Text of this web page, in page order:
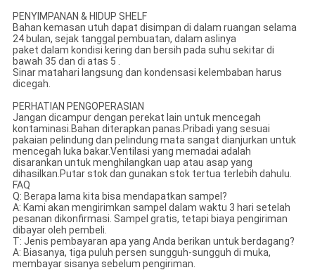
PENYIMPANAN & HIDUP SHELF
Bahan kemasan utuh dapat disimpan di dalam ruangan selama
24 bulan, sejak tanggal pembuatan, dalam aslinya
paket dalam kondisi kering dan bersih pada suhu sekitar di
bawah 35 dan di atas 5 .
Sinar matahari langsung dan kondensasi kelembaban harus
dicegah.
PERHATIAN PENGOPERASIAN
Jangan dicampur dengan perekat lain untuk mencegah
kontaminasi.Bahan diterapkan panas.Pribadi yang sesuai
pakaian pelindung dan pelindung mata sangat dianjurkan untuk
mencegah luka bakar.Ventilasi yang memadai adalah
disarankan untuk menghilangkan uap atau asap yang
dihasilkan.Putar stok dan gunakan stok tertua terlebih dahulu.
FAQ
Q: Berapa lama kita bisa mendapatkan sampel?
A: Kami akan mengirimkan sampel dalam waktu 3 hari setelah
pesanan dikonfirmasi. Sampel gratis, tetapi biaya pengiriman
dibayar oleh pembeli.
T: Jenis pembayaran apa yang Anda berikan untuk berdagang?
A: Biasanya, tiga puluh persen sungguh-sungguh di muka,
membayar sisanya sebelum pengiriman.